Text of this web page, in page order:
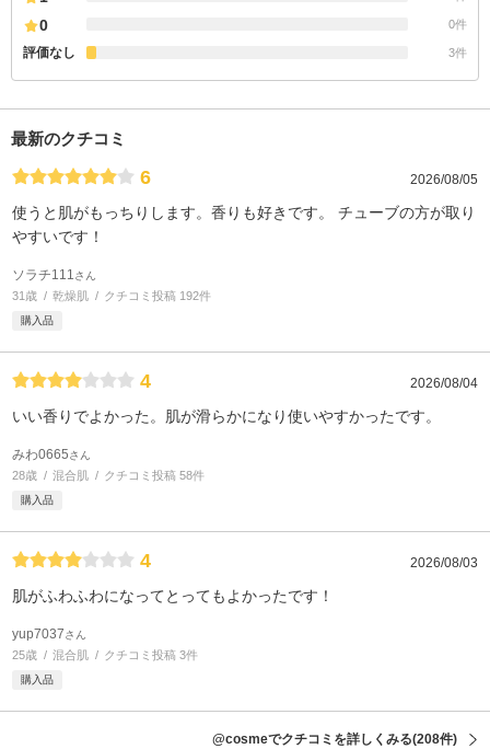
0 0件
評価なし 3件
最新のクチコミ
6 2026/08/05
使うと肌がもっちりします。香りも好きです。 チューブの方が取り
やすいです！
ソラチ111さん
31歳 乾燥肌 クチコミ投稿 192件
購入品
4 2026/08/04
いい香りでよかった。肌が滑らかになり使いやすかったです。
みわ0665さん
28歳 混合肌 クチコミ投稿 58件
購入品
4 2026/08/03
肌がふわふわになってとってもよかったです！
yup7037さん
25歳 混合肌 クチコミ投稿 3件
購入品
@cosmeでクチコミを詳しくみる(208件)